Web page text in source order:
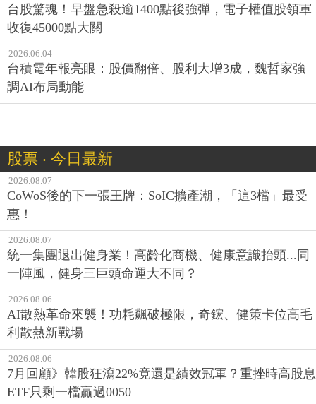
台股驚魂！早盤急殺逾1400點後強彈，電子權值股領軍
收復45000點大關
2026.06.04
台積電年報亮眼：股價翻倍、股利大增3成，魏哲家強
調AI布局動能
股票 ‧ 今日最新
2026.08.07
CoWoS後的下一張王牌：SoIC擴產潮，「這3檔」最受
惠！
2026.08.07
統一集團退出健身業！高齡化商機、健康意識抬頭...同
一陣風，健身三巨頭命運大不同？
2026.08.06
AI散熱革命來襲！功耗飆破極限，奇鋐、健策卡位高毛
利散熱新戰場
2026.08.06
7月回顧》韓股狂瀉22%竟還是績效冠軍？重挫時高股息
ETF只剩一檔贏過0050